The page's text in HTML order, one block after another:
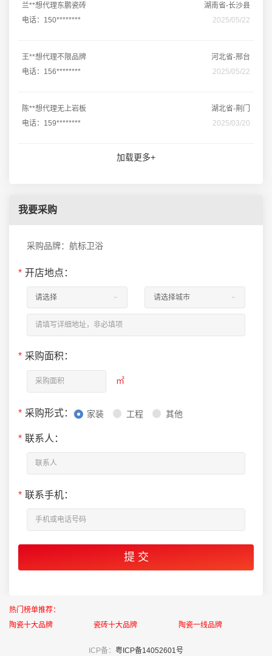
兰**想代理东鹏瓷砖
湖南省-长沙县
电话：150********
2025/05/22
王**想代理不限品牌
河北省-邢台
电话：156********
2025/05/22
陈**想代理无上岩板
湖北省-荆门
电话：159********
2025/03/20
加载更多+
我要采购
采购品牌：航标卫浴
* 开店地点：
* 采购面积：
㎡
* 采购形式： 家装 工程 其他
* 联系人：
* 联系手机：
热门榜单推荐：
陶瓷十大品牌
瓷砖十大品牌 陶瓷一线品牌
ICP备： 粤ICP备14052601号